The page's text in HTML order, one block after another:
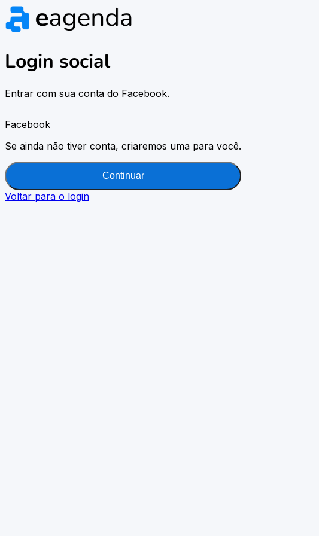
Login social
Entrar com sua conta do Facebook.
Facebook
Se ainda não tiver conta, criaremos uma para você.
Continuar
Voltar para o login